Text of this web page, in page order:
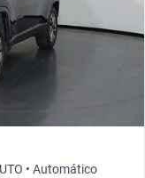
• Automático